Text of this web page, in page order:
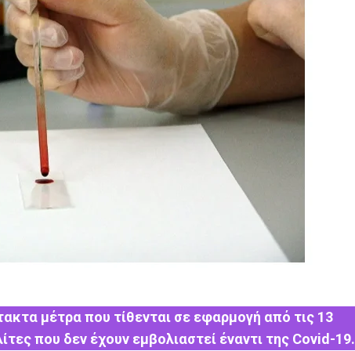
μέτρα που τίθενται σε εφαρμογή από τις 13
που δεν έχουν εμβολιαστεί έναντι της Covid-19.